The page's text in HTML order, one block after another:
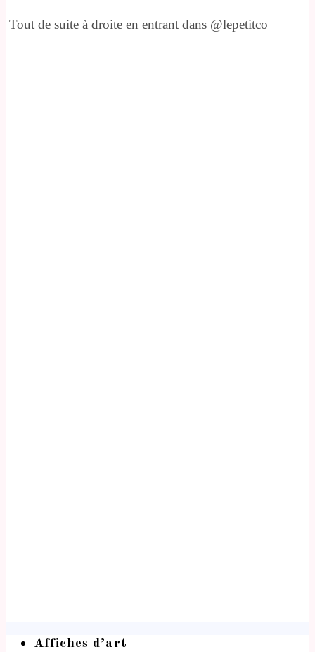
Tout de suite à droite en entrant dans @lepetitco
Affiches d’art